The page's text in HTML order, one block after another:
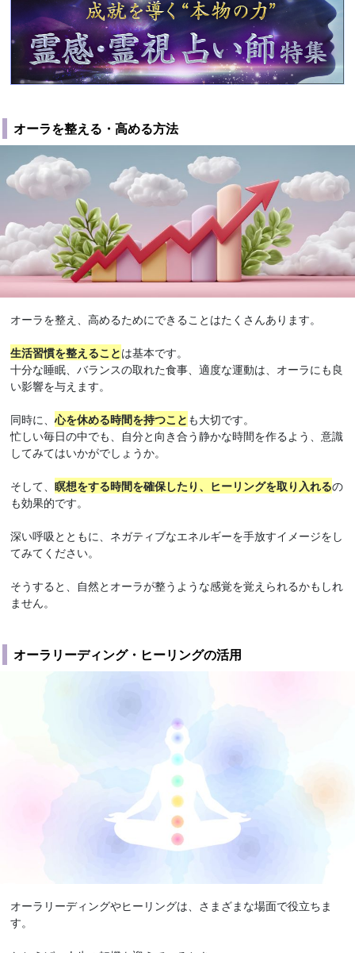
オーラを整える・高める方法
オーラを整え、高めるためにできることはたくさんあります。
生活習慣を整えることは基本です。
十分な睡眠、バランスの取れた食事、適度な運動は、オーラにも良
い影響を与えます。
同時に、心を休める時間を持つこと も大切です。
忙しい毎日の中でも、自分と向き合う静かな時間を作るよう、意識
してみてはいかがでしょうか。
そして、瞑想をする時間を確保したり、ヒーリングを取り入れるの
も効果的です。
深い呼吸とともに、ネガティブなエネルギーを手放すイメージをし
てみてください。
そうすると、自然とオーラが整うような感覚を覚えられるかもしれ
ません。
オーラリーディング・ヒーリングの活用
オーラリーディングやヒーリングは、さまざまな場面で役立ちま
す。